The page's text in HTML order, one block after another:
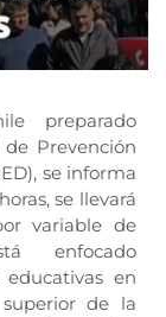
preparado
Prevención
se informa
se llevará
variable de
enfocado
en
de la